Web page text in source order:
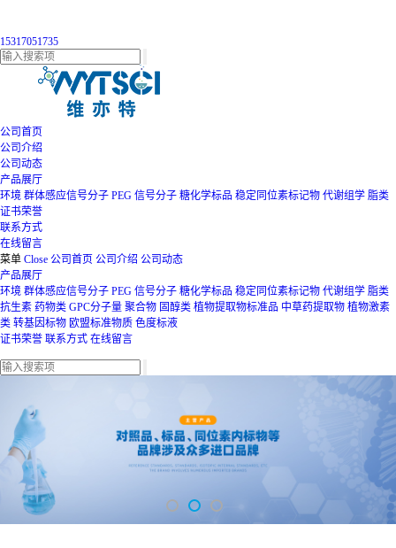
15317051735
公司首页
公司介绍
公司动态
产品展厅
环境 群体感应信号分子 PEG 信号分子 糖化学标品 稳定同位素标记物 代谢组学 脂类
证书荣誉
联系方式
在线留言
菜单 Close 公司首页 公司介绍 公司动态
产品展厅
环境 群体感应信号分子 PEG 信号分子 糖化学标品 稳定同位素标记物 代谢组学 脂类
抗生素 药物类 GPC分子量 聚合物 固醇类 植物提取物标准品 中草药提取物 植物激素
类 转基因标物 欧盟标准物质 色度标液
证书荣誉 联系方式 在线留言